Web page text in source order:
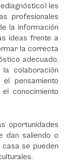
les
profesionales
la información
ideas frente a
la correcta
adecuado.
colaboración
pensamiento
conocimiento
oportunidades
dan saliendo o
se pueden